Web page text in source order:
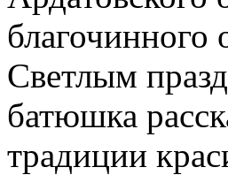
благочинного
Светлым
батюшка
традиции